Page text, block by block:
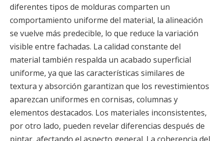
diferentes tipos de molduras comparten un
comportamiento uniforme del material, la alineación
se vuelve más predecible, lo que reduce la variación
visible entre fachadas. La calidad constante del
material también respalda un acabado superficial
uniforme, ya que las características similares de
textura y absorción garantizan que los revestimientos
aparezcan uniformes en cornisas, columnas y
elementos destacados. Los materiales inconsistentes,
por otro lado, pueden revelar diferencias después de